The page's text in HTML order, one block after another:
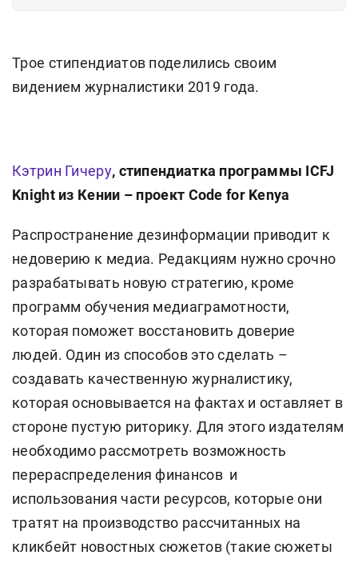
Трое стипендиатов поделились своим
видением журналистики 2019 года.
Кэтрин Гичеру, стипендиатка программы ICFJ
Knight из Кении – проект Code for Kenya
Распространение дезинформации приводит к
недоверию к медиа. Редакциям нужно срочно
разрабатывать новую стратегию, кроме
программ обучения медиаграмотности,
которая поможет восстановить доверие
людей. Один из способов это сделать –
создавать качественную журналистику,
которая основывается на фактах и оставляет в
стороне пустую риторику. Для этого издателям
необходимо рассмотреть возможность
перераспределения финансов и
использования части ресурсов, которые они
тратят на производство рассчитанных на
кликбейт новостных сюжетов (такие сюжеты